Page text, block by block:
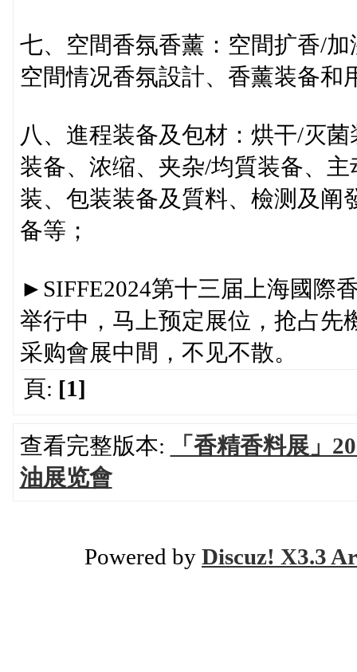
七、空間香氛香薰：空間扩香/
空間情况香氛設計、香薰装备和
八、進程装备及包材：烘干/灭
装备、浓缩、夹杂/均質装备、
装、包装装备及質料、檢测及阐
备等；
►SIFFE2024第十三届上海國際
举行中，马上预定展位，抢占先
采购會展中間，不见不散。
頁: [1]
查看完整版本:
「香精香料展」
油展览會
Powered by Discuz! X3.3